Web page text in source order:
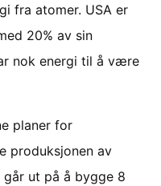
fra atomer. USA er
20% av sin
nok energi til å være
planer for
produksjonen av
ut på å bygge 8